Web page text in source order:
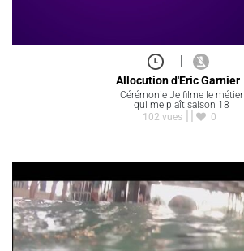
Allocution d'Eric Garnier
Cérémonie Je filme le métier
qui me plaît saison 18
102 vues
0